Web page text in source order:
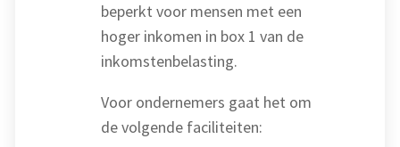
beperkt voor mensen met een
hoger inkomen in box 1 van de
inkomstenbelasting.
Voor ondernemers gaat het om
de volgende faciliteiten: